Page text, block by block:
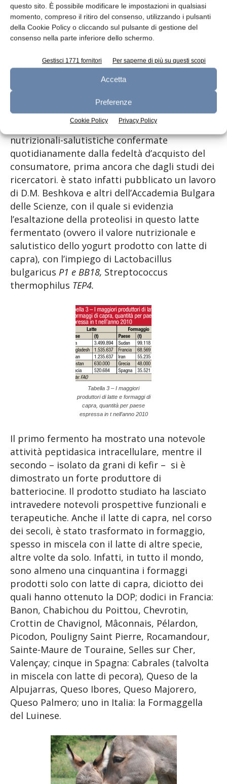
questo sito. È possibile modificare le impostazioni in qualsiasi
momento, compreso il ritiro del consenso, utilizzando i pulsanti
della Cookie Policy o cliccando sul pulsante di gestione del
consenso nella parte inferiore dello schermo.
Gestisci 1771 fornitori Per saperne di più su questi scopi
Accetta
Preferenze
Cookie Policy Privacy Policy
Latte di capra
Le maggiori popolazioni caprine si incontrano
India con 128, in Pakistan con 49, in Nigeria
con 42, e in Sudan con 38. La Francia supera i
12 milioni, mentre l’Italia ne conta solamente
1.100.000. Recentemente in Italia il latte di
capra ha realizzato un buon successo nel
mercato per le proprie caratteristiche
nutrizionali-salutistiche confermate
quotidianamente dalla fedeltà d’acquisto del
consumatore, prima ancora che dagli studi dei
ricercatori. è stato infatti pubblicato un lavoro
di D.M. Beshkova e altri dell’Accademia Bulgara
delle Scienze, con il quale si evidenzia
l’esaltazione della proteolisi in questo latte
fermentato (ovvero il valore nutrizionale e
salutistico dello yogurt prodotto con latte di
capra), con l’impiego di Lactobacillus
bulgaricus P1 e BB18, Streptococcus
thermophilus TEP4.
Tabella 3 – I maggiori
produttori di latte e formaggi di
capra, quantità per paese
espressa in t nell’anno 2010
Il primo fermento ha mostrato una notevole
attività peptidasica intracellulare, mentre il
secondo – isolato da grani di kefir – si è
dimostrato un forte produttore di
batteriocine. Il prodotto studiato ha lasciato
intravedere notevoli prospettive funzionali e
terapeutiche. Anche il latte di capra, nel corso
dei secoli, è stato trasformato in formaggio,
spesso in miscela con il latte di altre specie,
altre volte da solo. Infatti, in tutto il mondo,
sono almeno una cinquantina i formaggi
prodotti solo con latte di capra, diciotto dei
quali hanno ottenuto la DOP; dodici in Francia:
Banon, Chabichou du Poittou, Chevrotin,
Crottin de Chavignol, Mâconnais, Pélardon,
Picodon, Pouligny Saint Pierre, Rocamandour,
Sainte-Maure de Touraine, Selles sur Cher,
Valençay; cinque in Spagna: Cabrales (talvolta
in miscela con latte di pecora), Queso de la
Alpujarras, Queso Ibores, Queso Majorero,
Queso Palmero; uno in Italia: la Formaggella
del Luinese.